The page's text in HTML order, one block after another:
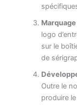
logo
sur le
de
Outre le
produire